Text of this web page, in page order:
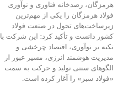
هرمزگان، رصدخانه فناوری و نوآوری
فولاد هرمزگان را یکی از مهم‌ترین
زیرساخت‌های تحول در صنعت فولاد
کشور دانست و تأکید کرد: این شرکت با
تکیه بر نوآوری، اقتصاد چرخشی و
مدیریت هوشمند انرژی، مسیر عبور از
الگوهای سنتی تولید و حرکت به سمت
«فولاد سبز» را آغاز کرده است.